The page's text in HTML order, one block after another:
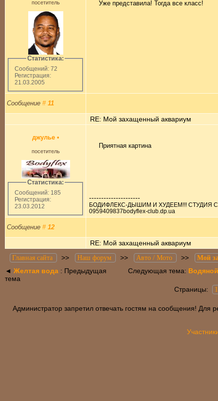
посетитель
Статистика:
Сообщений: 72
Регистрация:
21.03.2005
Уже представила! Тогда все класс!
Сообщение # 11
RE: Мой захащенный аквариум
джулье •
посетитель
Статистика:
Сообщений: 185
Регистрация:
23.03.2012
Приятная картина
---------------------
БОДИФЛЕКС-ДЫШИМ И ХУДЕЕМ!!! СТУДИЯ
0959409837bodyflex-club.dp.ua
Сообщение # 12
RE: Мой захащенный аквариум
Главная сайта >> Наш форум >> Авто / Мото >> Мой
◄ Желтая вода : Предыдущая
тема
Следующая тема:
Страницы: 1
Администратор запретил отвечать гостям на сообщения! Для